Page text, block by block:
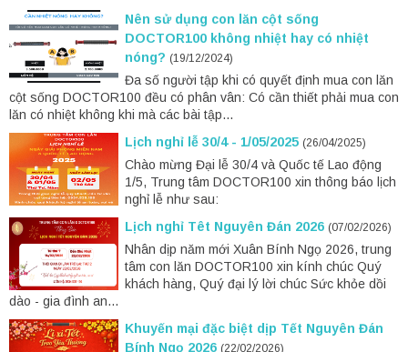
Nên sử dụng con lăn cột sống
DOCTOR100 không nhiệt hay có nhiệt
nóng? (19/12/2024)
Đa số người tập khi có quyết định mua con lăn
cột sống DOCTOR100 đều có phân vân: Có cần thiết phải mua con
lăn có nhiệt không khi mà các bài tập...
Lịch nghỉ lễ 30/4 - 1/05/2025 (26/04/2025)
Chào mừng Đại lễ 30/4 và Quốc tế Lao động
1/5, Trung tâm DOCTOR100 xin thông báo lịch
nghỉ lễ như sau:
Lịch nghỉ Têt Nguyên Đán 2026 (07/02/2026)
Nhân dịp năm mới Xuân Bính Ngọ 2026, trung
tâm con lăn DOCTOR100 xin kính chúc Quý
khách hàng, Quý đại lý lời chúc Sức khỏe dồi
dào - gia đình an...
Khuyến mại đặc biệt dịp Tết Nguyên Đán
Bính Ngọ 2026 (22/02/2026)